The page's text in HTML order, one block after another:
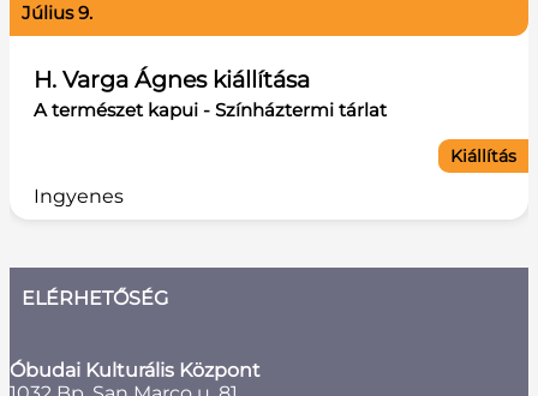
H. Varga Ágnes kiállítása
A természet kapui - Színháztermi tárlat
július 9.
Ingyenes
Kiállítás
ELÉRHETŐSÉG
Óbudai Kulturális Központ